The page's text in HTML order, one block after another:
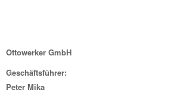
Ottowerker GmbH
Geschäftsführer:
Peter Mika